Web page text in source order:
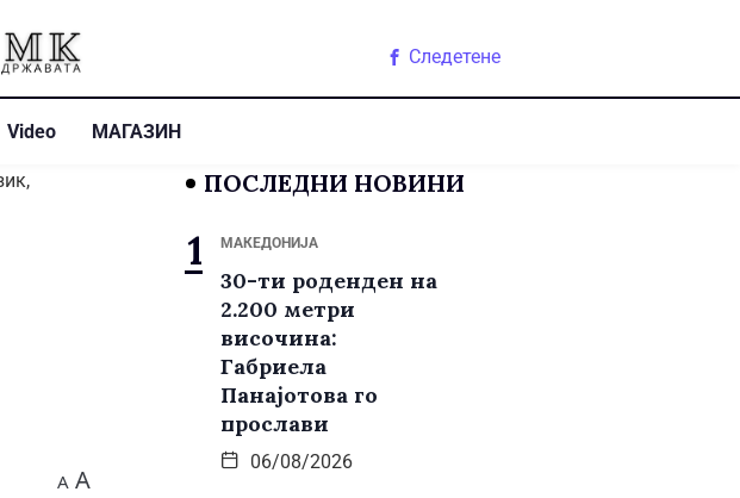
Следетене
Video МАГАЗИН
A A
ПОСЛЕДНИ НОВИНИ
МАКЕДОНИЈА
30-ти роденден на
2.200 метри
височина:
Габриела
Панајотова го
прослави
06/08/2026